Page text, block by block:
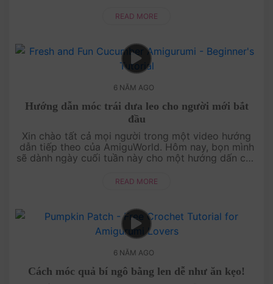
READ MORE
6 NĂM AGO
Hướng dẫn móc trái dưa leo cho người mới bắt
đầu
Xin chào tất cả mọi người trong một video hướng
dẫn tiếp theo của AmiguWorld. Hôm nay, bọn mình
sẽ dành ngày cuối tuần này cho một hướng dấn cực
READ MORE
6 NĂM AGO
Cách móc quả bí ngô bằng len dễ như ăn kẹo!